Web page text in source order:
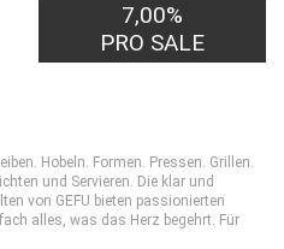
7,00%
PRO SALE
Hobeln. Formen. Pressen. Grillen.
und Servieren. Die klar und
von GEFU bieten passionierten
alles, was das Herz begehrt. Für